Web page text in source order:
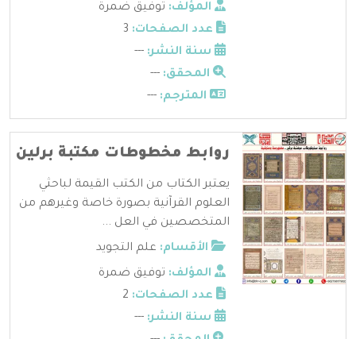
المؤلف: توفيق ضمرة
عدد الصفحات:
سنة النشر: ---
المحقق: ---
المترجم: ---
روابط مخطوطات مكتبة برلين
يعتبر الكتاب من الكتب القيمة لباحثي
العلوم القرآنية بصورة خاصة وغيرهم من
المتخصصين في العل ...
الأقسام: علم التجويد
المؤلف: توفيق ضمرة
عدد الصفحات:
سنة النشر: ---